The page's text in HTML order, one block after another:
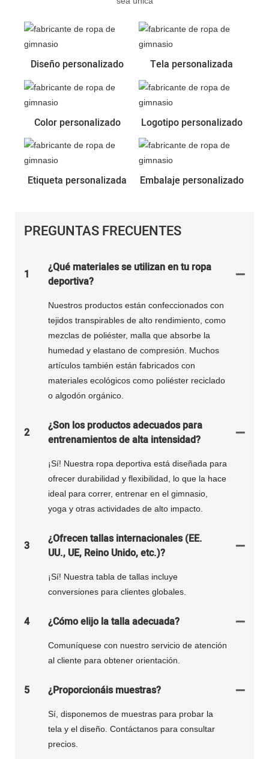
Diseño personalizado Tela personalizada
Color personalizado Logotipo personalizado
Etiqueta personalizada Embalaje personalizado
PREGUNTAS FRECUENTES
1
¿Qué materiales se utilizan en tu ropa
deportiva?
Nuestros productos están confeccionados con
tejidos transpirables de alto rendimiento, como
mezclas de poliéster, malla que absorbe la
humedad y elastano de compresión. Muchos
artículos también están fabricados con
materiales ecológicos como poliéster reciclado
o algodón orgánico.
2
¿Son los productos adecuados para
entrenamientos de alta intensidad?
¡Sí! Nuestra ropa deportiva está diseñada para
ofrecer durabilidad y flexibilidad, lo que la hace
ideal para correr, entrenar en el gimnasio,
yoga y otras actividades de alto impacto.
3
¿Ofrecen tallas internacionales (EE.
UU., UE, Reino Unido, etc.)?
¡Sí! Nuestra tabla de tallas incluye
conversiones para clientes globales.
4 ¿Cómo elijo la talla adecuada?
Comuníquese con nuestro servicio de atención
al cliente para obtener orientación.
5 ¿Proporcionáis muestras?
Sí, disponemos de muestras para probar la
tela y el diseño. Contáctanos para consultar
precios.